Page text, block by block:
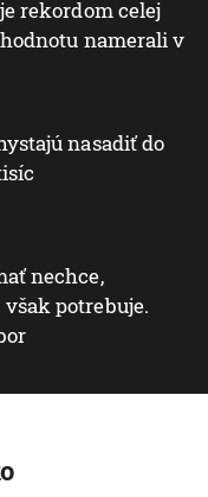
rekordom celej
namerali v
nasadiť do
nechce,
potrebuje.